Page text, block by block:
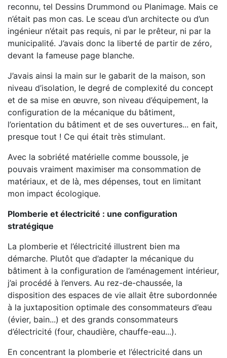
reconnu, tel Dessins Drummond ou Planimage. Mais ce
n’était pas mon cas. Le sceau d’un architecte ou d’un
ingénieur n’était pas requis, ni par le prêteur, ni par la
municipalité. J’avais donc la liberté de partir de zéro,
devant la fameuse page blanche.
J’avais ainsi la main sur le gabarit de la maison, son
niveau d’isolation, le degré de complexité du concept
et de sa mise en œuvre, son niveau d’équipement, la
configuration de la mécanique du bâtiment,
l’orientation du bâtiment et de ses ouvertures... en fait,
presque tout ! Ce qui était très stimulant.
Avec la sobriété matérielle comme boussole, je
pouvais vraiment maximiser ma consommation de
matériaux, et de là, mes dépenses, tout en limitant
mon impact écologique.
Plomberie et électricité : une configuration
stratégique
La plomberie et l’électricité illustrent bien ma
démarche. Plutôt que d’adapter la mécanique du
bâtiment à la configuration de l’aménagement intérieur,
j’ai procédé à l’envers. Au rez-de-chaussée, la
disposition des espaces de vie allait être subordonnée
à la juxtaposition optimale des consommateurs d’eau
(évier, bain...) et des grands consommateurs
d’électricité (four, chaudière, chauffe-eau...).
En concentrant la plomberie et l’électricité dans un